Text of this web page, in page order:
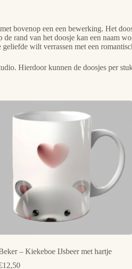
bovenop een een bewerking. Het
rand van het doosje kan een naam
wilt verrassen met een
Hierdoor kunnen de doosjes per
– Kiekeboe IJsbeer met hartje
12,50